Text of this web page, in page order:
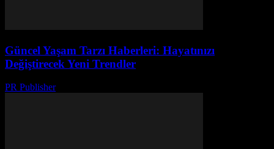
Güncel Yaşam Tarzı Haberleri: Hayatınızı
Değiştirecek Yeni Trendler
PR Publisher-